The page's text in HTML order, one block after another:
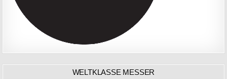
WELTKLASSE MESSER